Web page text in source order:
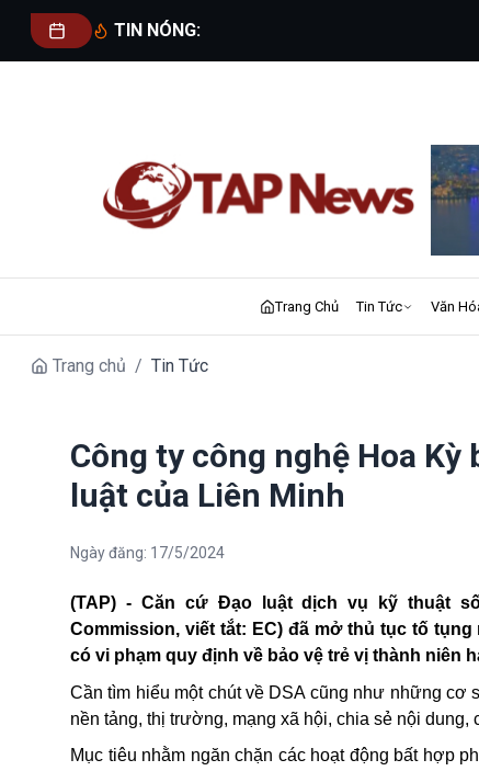
TIN NÓNG:
Trang Chủ Tin Tức Văn
Trang chủ / Tin Tức
Công ty công nghệ Hoa
luật của Liên Minh
Ngày đăng: 17/5/2024
(TAP) - Căn cứ Đạo luật dịch vụ kỹ thuật
Commission, viết tắt: EC) đã mở thủ tục tố
có vi phạm quy định về bảo vệ trẻ vị thành niên
Cần tìm hiểu một chút về DSA cũng như những cơ
nền tảng, thị trường, mạng xã hội, chia sẻ nội
Mục tiêu nhằm ngăn chặn các hoạt động bất hợp